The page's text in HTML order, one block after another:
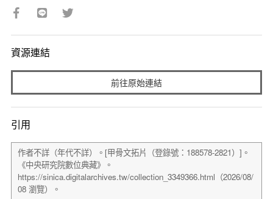
資源連結
前往原始連結
引用